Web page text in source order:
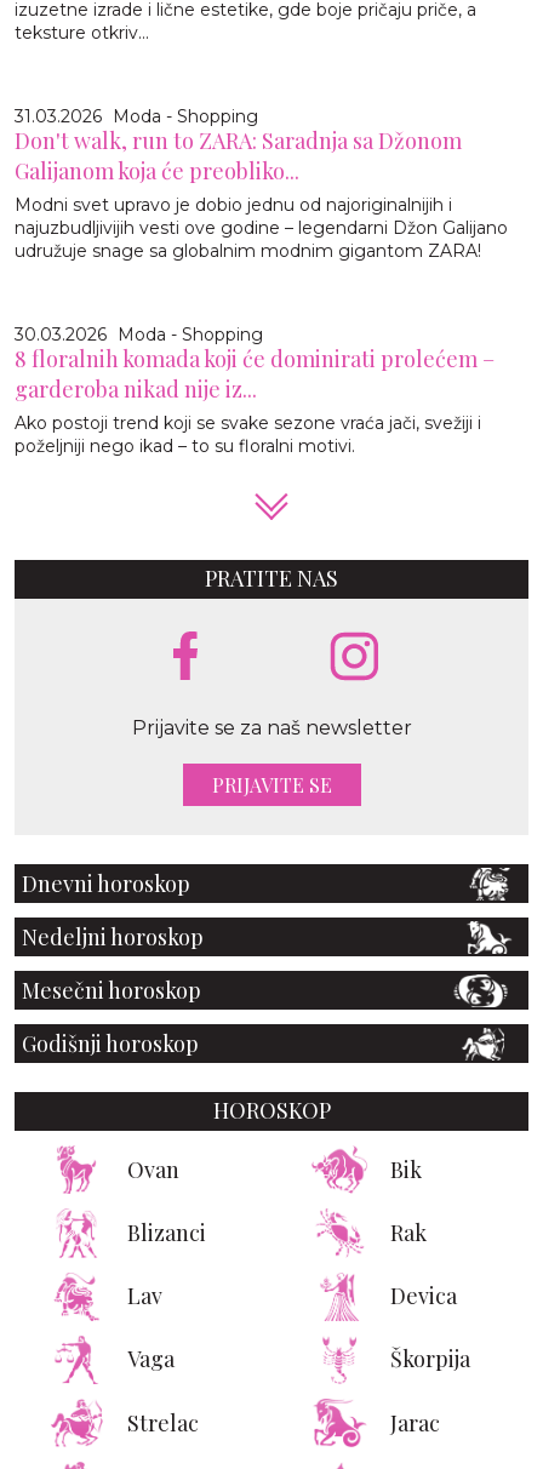
izuzetne izrade i lične estetike, gde boje pričaju priče, a
teksture otkriv...
31.03.2026 Moda - Shopping
Don't walk, run to ZARA: Saradnja sa Džonom
Galijanom koja će preobliko...
Modni svet upravo je dobio jednu od najoriginalnijih i
najuzbudljivijih vesti ove godine – legendarni Džon Galijano
udružuje snage sa globalnim modnim gigantom ZARA!
30.03.2026 Moda - Shopping
8 floralnih komada koji će dominirati prolećem –
garderoba nikad nije iz...
Ako postoji trend koji se svake sezone vraća jači, svežiji i
poželjniji nego ikad – to su floralni motivi.
PRATITE NAS
Prijavite se za naš newsletter
PRIJAVITE SE
Dnevni horoskop
Nedeljni horoskop
Mesečni horoskop
Godišnji horoskop
HOROSKOP
Ovan Bik
Blizanci Rak
Lav Devica
Vaga Škorpija
Strelac Jarac